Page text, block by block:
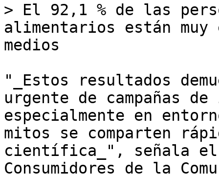
> El 92,1 % de las
alimentarios están
medios
"_Estos resultados
urgente de campañas
especialmente en
mitos se comparten
científica_", señala el
Consumidores de la